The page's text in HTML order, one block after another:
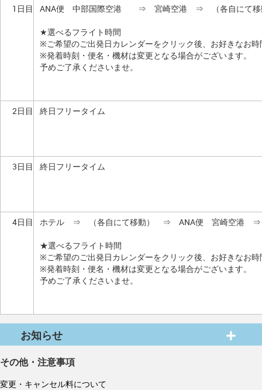
1日目 ANA便 中部国際空港 ⇒ 宮崎空港 ⇒ （各自にて
★選べるフライト時間
※ご希望のご出発日カレンダーをクリック後、お好きなお
※発着時刻・便名・機材は変更となる場合がございます。
予めご了承くださいませ。
2日目 終日フリータイム
3日目 終日フリータイム
4日目 ホテル ⇒ （各自にて移動） ⇒ ANA便 宮崎空港 ⇒
★選べるフライト時間
※ご希望のご出発日カレンダーをクリック後、お好きなお
※発着時刻・便名・機材は変更となる場合がございます。
予めご了承くださいませ。
お知らせ
その他・注意事項
変更・キャンセル料について